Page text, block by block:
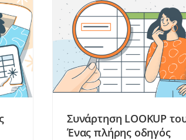
Συνάρτηση LOOKUP
Ένας πλήρης οδηγός